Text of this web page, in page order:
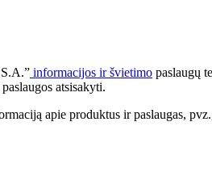
informacijos ir švietimo paslaugų
atsisakyti.
apie produktus ir paslaugas,